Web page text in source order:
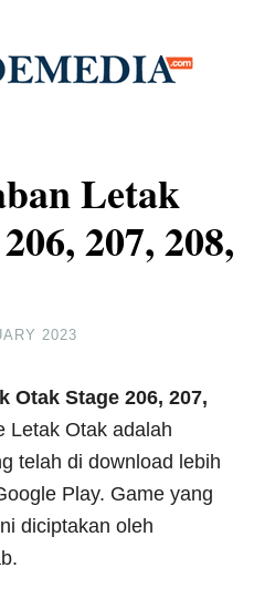
Letak
207, 208,
2023
Otak Stage 206, 207,
Letak Otak adalah
telah di download lebih
Play. Game yang
diciptakan oleh